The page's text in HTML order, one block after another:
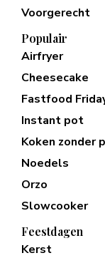
Voorgerecht
Populair
Airfryer
Cheesecake
Fastfood
Instant pot
Koken zonder
Noedels
Orzo
Slowcooker
Feestdagen
Kerst